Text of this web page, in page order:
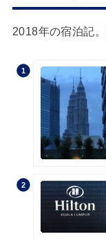
2018年の宿泊記